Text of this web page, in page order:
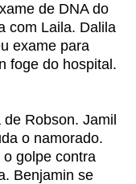
de DNA do
com Laila. Dalila
exame para
foge do hospital.
Robson. Jamil
o namorado.
golpe contra
Benjamin se